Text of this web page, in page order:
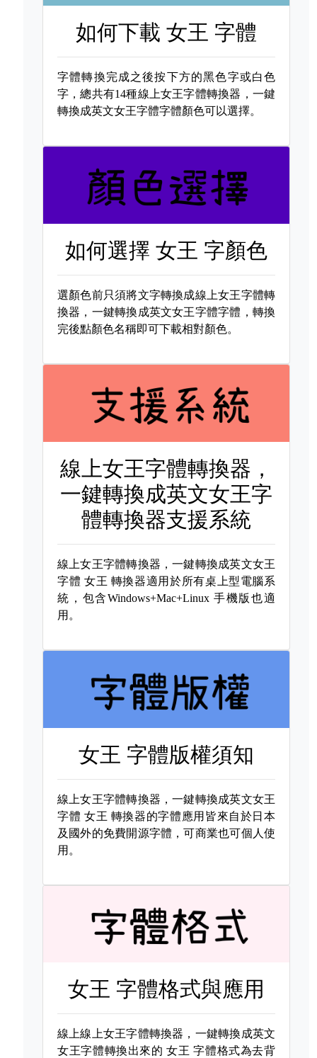
如何下載女王 字體
字體轉換完成之後按下方的黑色字或白色
字，總共有14種線上女王字體轉換器，一鍵
轉換成英文女王字體字體顏色可以選擇。
如何選擇女王 字顏色
選顏色前只須將文字轉換成線上女王字體轉
換器，一鍵轉換成英文女王字體字體，轉換
完後點顏色名稱即可下載相對顏色。
線上女王字體轉換器，
一鍵轉換成英文女王字
體轉換器支援系統
線上女王字體轉換器，一鍵轉換成英文女王
字體 女王 轉換器適用於所有桌上型電腦系
統，包含Windows+Mac+Linux 手機版也適
用。
女王 字體版權須知
線上女王字體轉換器，一鍵轉換成英文女王
字體 女王 轉換器的字體應用皆來自於日本
及國外的免費開源字體，可商業也可個人使
用。
女王 字體格式與應用
線上線上女王字體轉換器，一鍵轉換成英文
女王字體轉換出來的女王 字體格式為去背